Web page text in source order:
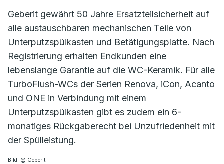
Geberit gewährt 50 Jahre Ersatzteilsicherheit auf
alle austauschbaren mechanischen Teile von
Unterputzspülkasten und Betätigungsplatte. Nach
Registrierung erhalten Endkunden eine
lebenslange Garantie auf die WC-Keramik. Für alle
TurboFlush-WCs der Serien Renova, iCon, Acanto
und ONE in Verbindung mit einem
Unterputzspülkasten gibt es zudem ein 6-
monatiges Rückgaberecht bei Unzufriedenheit mit
der Spülleistung.
Bild: @ Geberit